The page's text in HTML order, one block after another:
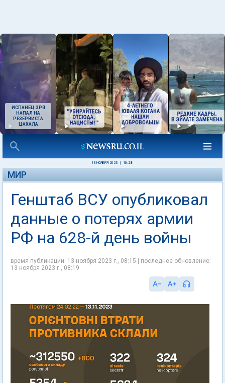
ИСПАНЕЦ ЗРЯ
НАПАЛ НА
РЕЗЕРВИСТА
ЦАХАЛА
13 НОЯБРЯ 2023 10:28
МИР
Генштаб ВСУ опубликовал
данные о потерях армии
РФ на 628-й день войны
время публикации: 13 ноября 2023 г., 08:15 | последнее обновление:
13 ноября 2023 г., 08:19